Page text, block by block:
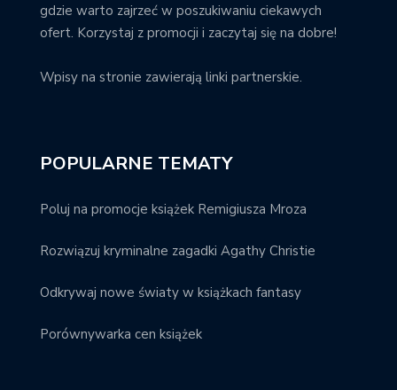
gdzie warto zajrzeć w poszukiwaniu ciekawych
ofert. Korzystaj z promocji i zaczytaj się na dobre!
Wpisy na stronie zawierają linki partnerskie.
POPULARNE TEMATY
Poluj na promocje książek Remigiusza Mroza
Rozwiązuj kryminalne zagadki Agathy Christie
Odkrywaj nowe światy w książkach fantasy
Porównywarka cen książek